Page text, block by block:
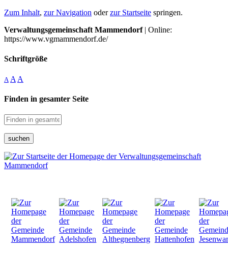
Zum Inhalt, zur Navigation oderzur Startseite springen.
Verwaltungsgemeinschaft Mammendorf| Online:
https://www.vgmammendorf.de/
Schriftgröße
A A A
Finden in gesamter Seite
suchen